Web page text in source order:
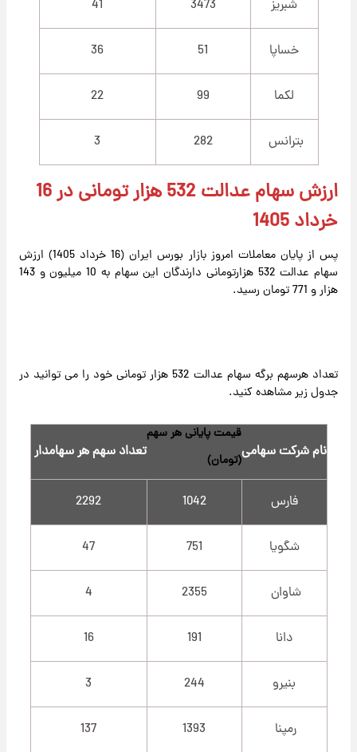
شبریز 3473
41
خساپا 51
36
لکما 99
22
بترانس 282
3
ارزش سهام عدالت 532 هزار تومانی در 16
خرداد 1405
پس از پایان معاملات امروز بازار بورس ایران (16 خرداد 1405) ارزش
سهام عدالت 532 هزارتومانی دارندگان این سهام به 10 میلیون و 143
هزار و 771 تومان رسید.
تعداد هرسهم برگه سهام عدالت 532 هزار تومانی خود را می توانید در
جدول زیر مشاهده کنید.
نام شرکت سهامی
قیمت پایانی هر سهم
(تومان)
تعداد سهم هر سهامدار
فارس 1042
2292
شگویا 751
47
شاوان 2355
4
دانا 191
16
بنیرو 244
3
رمپنا 1393
137